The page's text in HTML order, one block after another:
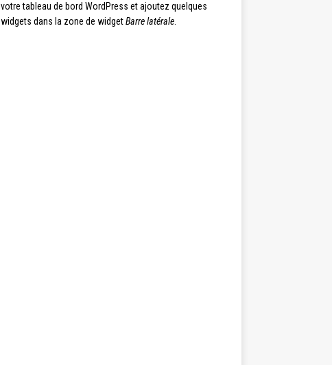
votre tableau de bord WordPress et ajoutez quelques
widgets dans la zone de widgetBarre latérale.